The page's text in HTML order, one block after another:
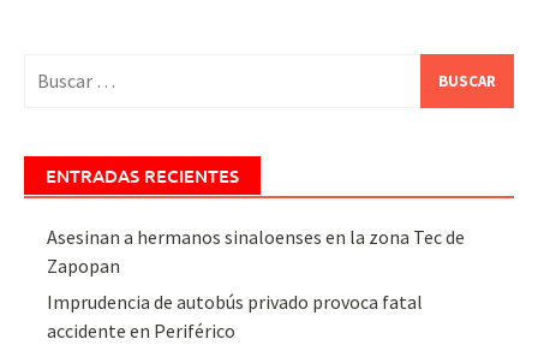
ENTRADAS RECIENTES
Asesinan a hermanos sinaloenses en la zona Tec de
Zapopan
Imprudencia de autobús privado provoca fatal
accidente en Periférico